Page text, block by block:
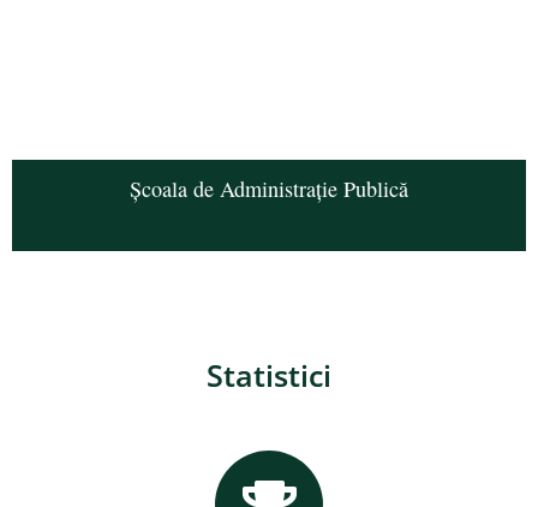
Școala de Administrație Publică
Statistici